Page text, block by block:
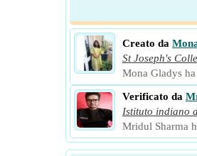
Creato da
St Joseph's
Mona Gladys
Verificato da
Istituto indiano
Mridul Sharma